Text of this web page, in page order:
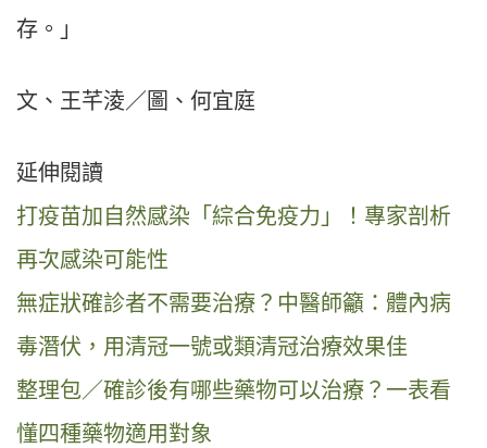
存。」
文、王芊淩／圖、何宜庭
延伸閱讀
打疫苗加自然感染「綜合免疫力」！專家剖析
再次感染可能性
無症狀確診者不需要治療？中醫師籲：體內病
毒潛伏，用清冠一號或類清冠治療效果佳
整理包／確診後有哪些藥物可以治療？一表看
懂四種藥物適用對象